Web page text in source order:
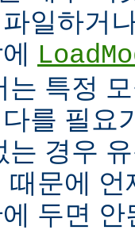
일하거
는 특정
를 필요
는 경우
때문에
두면 안